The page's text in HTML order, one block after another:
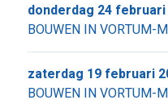
BOUWEN IN VORTUM-
donderdag 24 februari
BOUWEN IN VORTUM-
zaterdag 19 februari